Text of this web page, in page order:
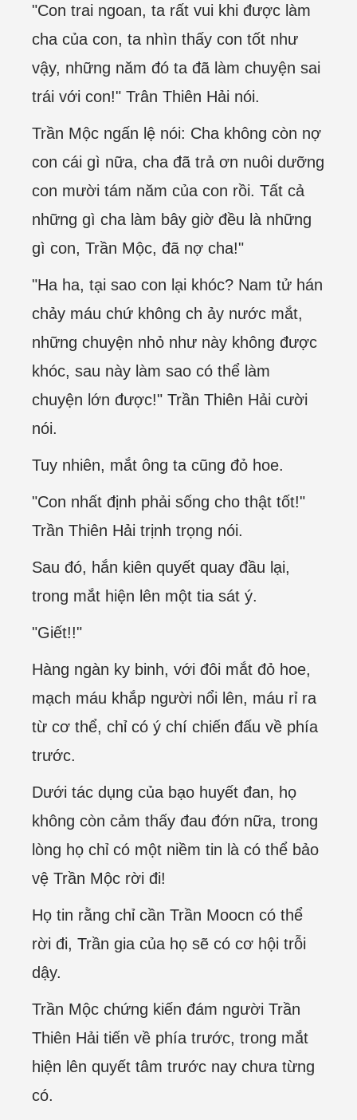
"Con trai ngoan, ta rất vui khi được làm
cha của con, ta nhìn thấy con tốt như
vậy, những năm đó ta đã làm chuyện sai
trái với con!" Trân Thiên Hải nói.
Trần Mộc ngấn lệ nói: Cha không còn nợ
con cái gì nữa, cha đã trả ơn nuôi dưỡng
con mười tám năm của con rồi. Tất cả
những gì cha làm bây giờ đều là những
gì con, Trần Mộc, đã nợ cha!"
"Ha ha, tại sao con lại khóc? Nam tử hán
chảy máu chứ không ch ảy nước mắt,
những chuyện nhỏ như này không được
khóc, sau này làm sao có thể làm
chuyện lớn được!" Trần Thiên Hải cười
nói.
Tuy nhiên, mắt ông ta cũng đỏ hoe.
"Con nhất định phải sống cho thật tốt!"
Trần Thiên Hải trịnh trọng nói.
Sau đó, hắn kiên quyết quay đầu lại,
trong mắt hiện lên một tia sát ý.
"Giết!!"
Hàng ngàn ky binh, với đôi mắt đỏ hoe,
mạch máu khắp người nổi lên, máu rỉ ra
từ cơ thể, chỉ có ý chí chiến đấu về phía
trước.
Dưới tác dụng của bạo huyết đan, họ
không còn cảm thấy đau đớn nữa, trong
lòng họ chỉ có một niềm tin là có thể bảo
vệ Trần Mộc rời đi!
Họ tin rằng chỉ cần Trần Moocn có thể
rời đi, Trần gia của họ sẽ có cơ hội trỗi
dậy.
Trần Mộc chứng kiến đám người Trần
Thiên Hải tiến về phía trước, trong mắt
hiện lên quyết tâm trước nay chưa từng
có.